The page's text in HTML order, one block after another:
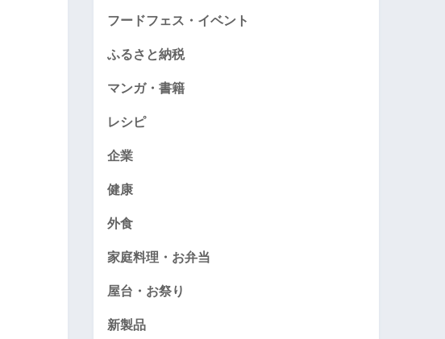
フードフェス・イベント
ふるさと納税
マンガ・書籍
レシピ
企業
健康
外食
家庭料理・お弁当
屋台・お祭り
新製品